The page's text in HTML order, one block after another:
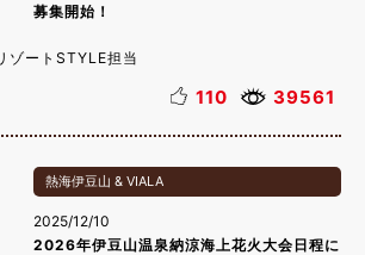
募集開始！
ゾートSTYLE担当
110 39561
熱海伊豆山 & VIALA
2025/12/10
2026年伊豆山温泉納涼海上花火大会日程に